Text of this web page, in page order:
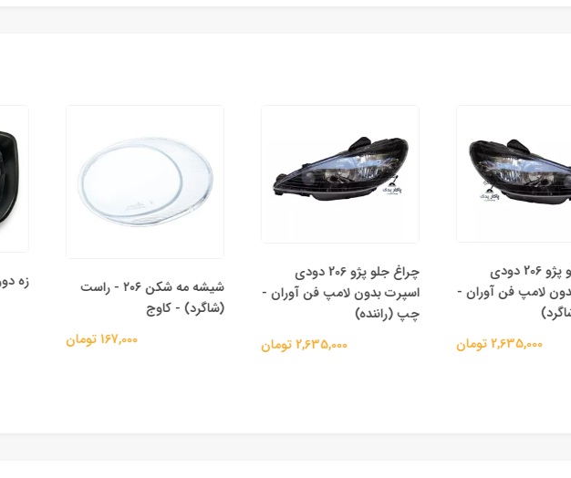
چراغ جلو پژو 206 دودی
لامپ فن آوران -
2,635,000 تومان
چراغ جلو پژو 206 دودی
اسپرت بدون لامپ فن آوران -
چپ (راننده)
2,635,000 تومان
شیشه مه شکن ۲۰۶ - راست
(شاگرد) - کاوج
167,000 تومان
زه